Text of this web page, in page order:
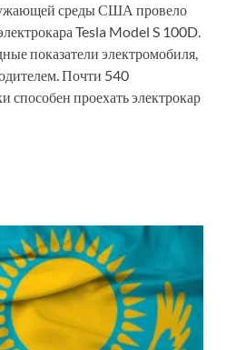
среды США провело
Tesla Model S 100D.
показатели электромобиля,
Почти 540
способен проехать электрокар